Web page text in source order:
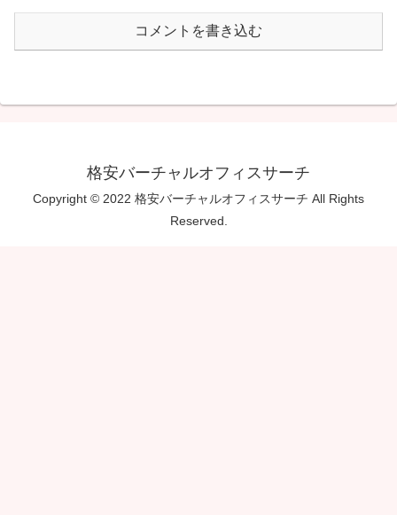
コメントを書き込む
格安バーチャルオフィスサーチ
Copyright © 2022 格安バーチャルオフィスサーチ All Rights
Reserved.